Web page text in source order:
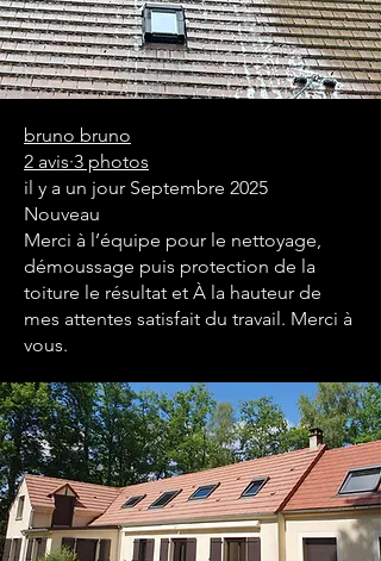
bruno bruno
2 avis·3 photos
il y a un jour Septembre 2025
Nouveau
Merci à l’équipe pour le nettoyage,
démoussage puis protection de la
toiture le résultat et À la hauteur de
mes attentes satisfait du travail. Merci à
vous.